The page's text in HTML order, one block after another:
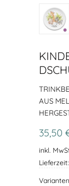
AUS
35,50
inkl.
Varianten